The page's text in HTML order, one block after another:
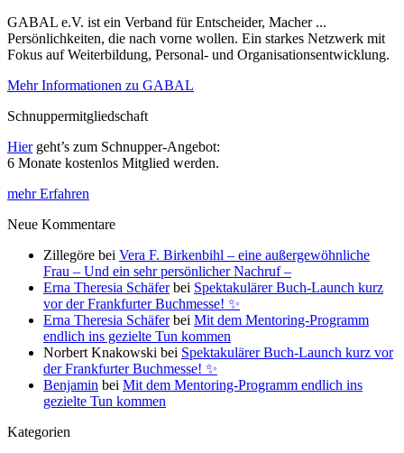
GABAL e.V. ist ein Verband für Entscheider, Macher ...
Persönlichkeiten, die nach vorne wollen. Ein starkes Netzwerk mit
Fokus auf Weiterbildung, Personal- und Organisationsentwicklung.
Mehr Informationen zu GABAL
Schnuppermitgliedschaft
Hiergeht’s zum Schnupper-Angebot:
6 Monate kostenlos Mitglied werden.
mehr Erfahren
Neue Kommentare
Zillegöre bei Vera F. Birkenbihl – eine außergewöhnliche
Frau – Und ein sehr persönlicher Nachruf –
Erna Theresia Schäferbei Spektakulärer Buch-Launch kurz
vor der Frankfurter Buchmesse! ✨
Erna Theresia Schäferbei Mit dem Mentoring-Programm
endlich ins gezielte Tun kommen
Norbert Knakowski bei Spektakulärer Buch-Launch kurz vor
der Frankfurter Buchmesse! ✨
Benjamin bei Mit dem Mentoring-Programm endlich ins
gezielte Tun kommen
Kategorien